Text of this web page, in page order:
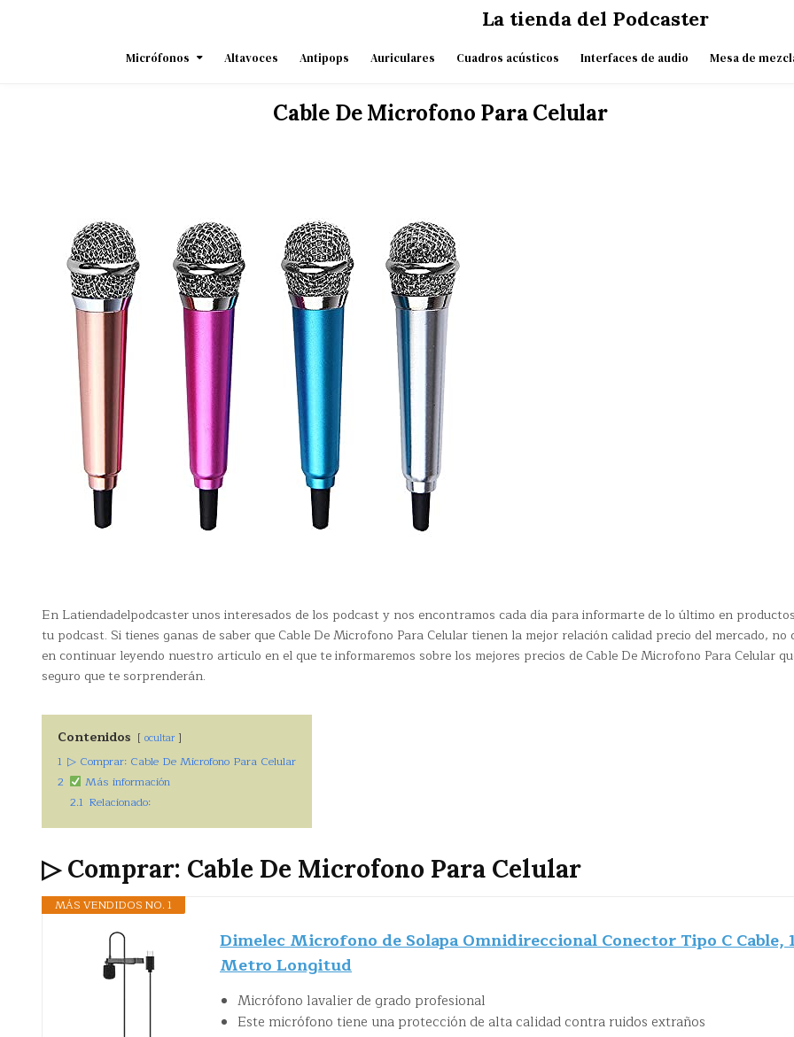
La tienda del Podcaster
Micrófonos Altavoces Antipops Auriculares Cuadros acústicos Interfaces de audio Mesa de
Cable De Microfono Para Celular
En Latiendadelpodcaster unos interesados de los podcast y nos encontramos cada día para informarte de lo último en
tu podcast. Si tienes ganas de saber que Cable De Microfono Para Celular tienen la mejor relación calidad precio del mercado, no
en continuar leyendo nuestro articulo en el que te informaremos sobre los mejores precios de Cable De Microfono Para Celular
seguro que te sorprenderán.
Contenidos ocultar
1 ▷ Comprar: Cable De Microfono Para Celular
2
Más información
2.1 Relacionado:
▷ Comprar: Cable De Microfono Para Celular
MÁS VENDIDOS NO. 1
Dimelec Microfono de Solapa Omnidireccional Conector Tipo C Cable,
Metro Longitud
Micrófono lavalier de grado profesional
Este micrófono tiene una protección de alta calidad contra ruidos extraños